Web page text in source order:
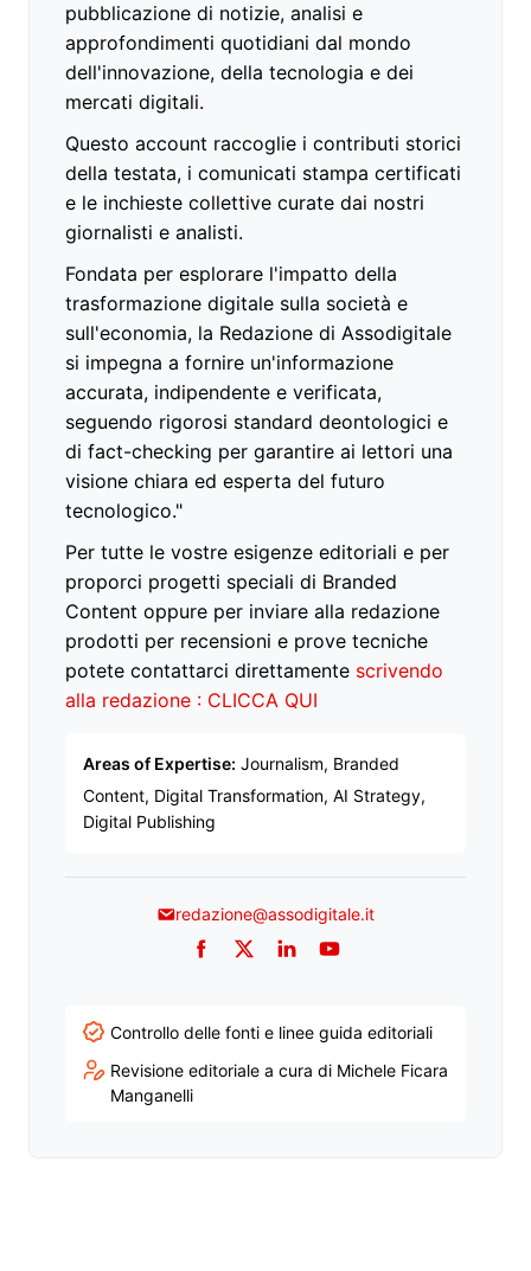
pubblicazione di notizie, analisi e
approfondimenti quotidiani dal mondo
dell'innovazione, della tecnologia e dei
mercati digitali.
Questo account raccoglie i contributi storici
della testata, i comunicati stampa certificati
e le inchieste collettive curate dai nostri
giornalisti e analisti.
Fondata per esplorare l'impatto della
trasformazione digitale sulla società e
sull'economia, la Redazione di Assodigitale
si impegna a fornire un'informazione
accurata, indipendente e verificata,
seguendo rigorosi standard deontologici e
di fact-checking per garantire ai lettori una
visione chiara ed esperta del futuro
tecnologico."
Per tutte le vostre esigenze editoriali e per
proporci progetti speciali di Branded
Content oppure per inviare alla redazione
prodotti per recensioni e prove tecniche
potete contattarci direttamente scrivendo
alla redazione : CLICCA QUI
Areas of Expertise: Journalism, Branded
Content, Digital Transformation, AI Strategy,
Digital Publishing
redazione@assodigitale.it
Facebook
TwitterLinkedInYouTube
Controllo delle fonti e linee guida editoriali
Revisione editoriale a cura di Michele Ficara
Manganelli